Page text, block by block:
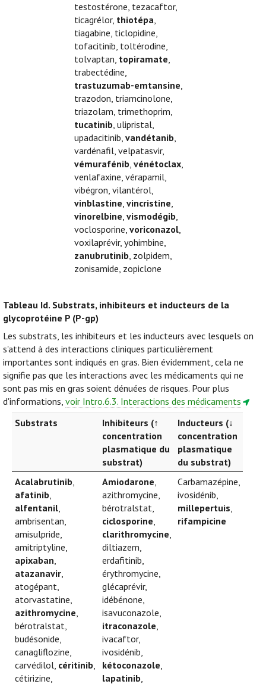
testostérone, tezacaftor,
ticagrélor, thiotépa,
tiagabine, ticlopidine,
tofacitinib, toltérodine,
tolvaptan, topiramate,
trabectédine,
trastuzumab-emtansine,
trazodon, triamcinolone,
triazolam, trimethoprim,
tucatinib, ulipristal,
upadacitinib,vandétanib,
vardénafil, velpatasvir,
vémurafénib,vénétoclax,
venlafaxine, vérapamil,
vibégron, vilantérol,
vinblastine,vincristine,
vinorelbine,vismodégib,
voclosporine,voriconazol,
voxilaprévir, yohimbine,
zanubrutinib, zolpidem,
zonisamide, zopiclone
Tableau Id. Substrats, inhibiteurs et inducteurs de la
glycoprotéine P (P-gp)
Les substrats, les inhibiteurs et les inducteurs avec lesquels on
s'attend à des interactions cliniques particulièrement
importantes sont indiqués en gras. Bien évidemment, cela ne
signifie pas que les interactions avec les médicaments qui ne
sont pas mis en gras soient dénuées de risques. Pour plus
d'informations, voir Intro.6.3. Interactions des médicaments
Substrats
Inhibiteurs (↑
concentration
plasmatique du
substrat)
Inducteurs (↓
concentration
plasmatique
du substrat)
Acalabrutinib
afatinib
alfentanil
ambrisentan,
amisulpride,
amitriptyline,
apixaban
atazanavir
atogépant,
atorvastatine,
azithromycine
bérotralstat,
budésonide,
canagliflozine,
carvédilol, céritinib
cétirizine,
Amiodarone
azithromycine,
bérotralstat,
ciclosporine
clarithromycine
diltiazem,
erdafitinib,
érythromycine,
glécaprévir,
idébénone,
isavuconazole,
itraconazole
ivacaftor,
ivosidénib,
kétoconazole
lapatinib
Carbamazépine,
ivosidénib,
millepertuis
rifampicine